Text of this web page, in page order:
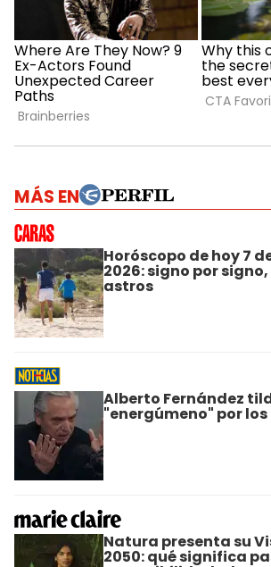
MÁS EN
Horóscopo de hoy 7
2026: signo por
astros
Alberto Fernández
"energúmeno" por
Natura presenta su
2050: qué significa